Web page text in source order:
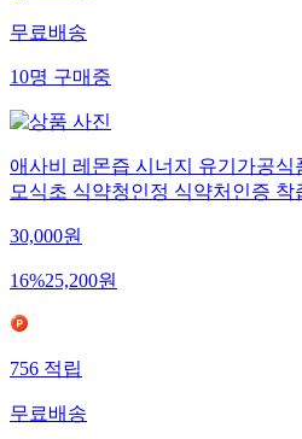
무료배송
10명 구매중
애사비 레몬즙 시너지 유기가공
모식초 식약청인정 식약처인증 착
30,000원
16%25,200원
756 적립
무료배송